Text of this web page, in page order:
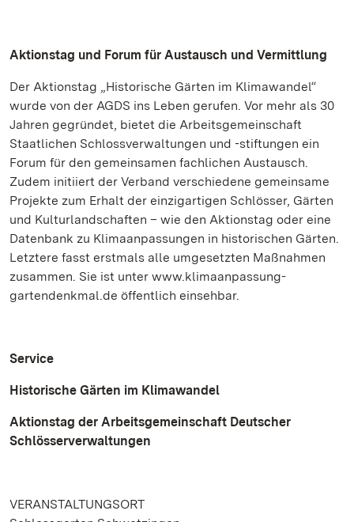
Aktionstag und Forum für Austausch und Vermittlung
Der Aktionstag „Historische Gärten im Klimawandel“
wurde von der AGDS ins Leben gerufen. Vor mehr als 30
Jahren gegründet, bietet die Arbeitsgemeinschaft
Staatlichen Schlossverwaltungen und -stiftungen ein
Forum für den gemeinsamen fachlichen Austausch.
Zudem initiiert der Verband verschiedene gemeinsame
Projekte zum Erhalt der einzigartigen Schlösser, Gärten
und Kulturlandschaften – wie den Aktionstag oder eine
Datenbank zu Klimaanpassungen in historischen Gärten.
Letztere fasst erstmals alle umgesetzten Maßnahmen
zusammen. Sie ist unter www.klimaanpassung-
gartendenkmal.de öffentlich einsehbar.
Service
Historische Gärten im Klimawandel
Aktionstag der Arbeitsgemeinschaft Deutscher
Schlösserverwaltungen
VERANSTALTUNGSORT